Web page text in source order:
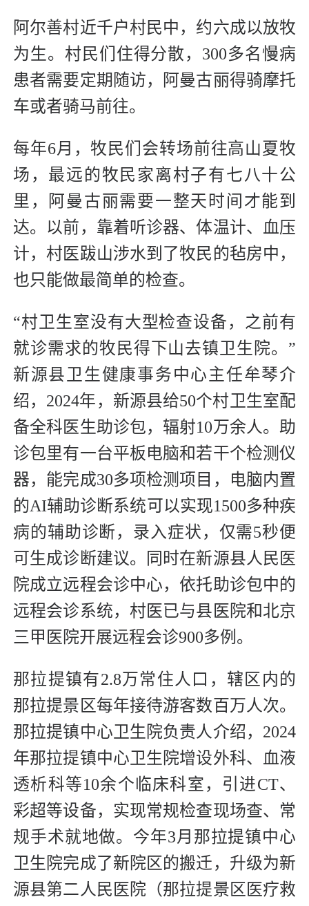
阿尔善村近千户村民中，约六成以放牧
为生。村民们住得分散，300多名慢病
患者需要定期随访，阿曼古丽得骑摩托
车或者骑马前往。
每年6月，牧民们会转场前往高山夏牧
场，最远的牧民家离村子有七八十公
里，阿曼古丽需要一整天时间才能到
达。以前，靠着听诊器、体温计、血压
计，村医跋山涉水到了牧民的毡房中，
也只能做最简单的检查。
“村卫生室没有大型检查设备，之前有
就诊需求的牧民得下山去镇卫生院。”
新源县卫生健康事务中心主任牟琴介
绍，2024年，新源县给50个村卫生室配
备全科医生助诊包，辐射10万余人。助
诊包里有一台平板电脑和若干个检测仪
器，能完成30多项检测项目，电脑内置
的AI辅助诊断系统可以实现1500多种疾
病的辅助诊断，录入症状，仅需5秒便
可生成诊断建议。同时在新源县人民医
院成立远程会诊中心，依托助诊包中的
远程会诊系统，村医已与县医院和北京
三甲医院开展远程会诊900多例。
那拉提镇有2.8万常住人口，辖区内的
那拉提景区每年接待游客数百万人次。
那拉提镇中心卫生院负责人介绍，2024
年那拉提镇中心卫生院增设外科、血液
透析科等10余个临床科室，引进CT、
彩超等设备，实现常规检查现场查、常
规手术就地做。今年3月那拉提镇中心
卫生院完成了新院区的搬迁，升级为新
源县第二人民医院（那拉提景区医疗救